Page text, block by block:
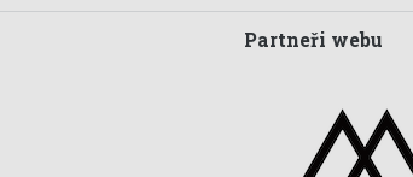
Partneři webu